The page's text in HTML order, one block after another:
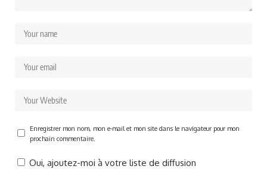
Enregistrer mon nom, mon e-mail et mon site dans le navigateur pour mon
prochain commentaire.
Oui, ajoutez-moi à votre liste de diffusion